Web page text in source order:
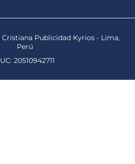
Publicidad Kyrios - Lima,
Perú
20510942711